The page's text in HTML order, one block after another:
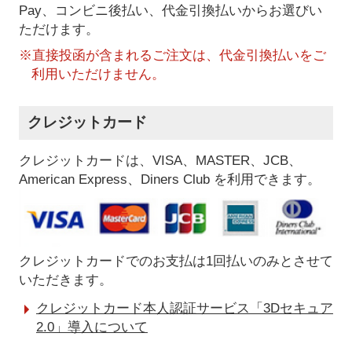
Pay、コンビニ後払い、代金引換払いからお選びい
ただけます。
※直接投函が含まれるご注文は、代金引換払いをご
利用いただけません。
クレジットカード
クレジットカードは、VISA、MASTER、JCB、
American Express、Diners Club を利用できます。
クレジットカードでのお支払は1回払いのみとさせて
いただきます。
クレジットカード本人認証サービス「3Dセキュア
2.0」導入について